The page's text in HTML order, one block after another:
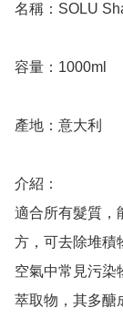
名稱：SOLU
容量：1000ml
產地：意大利
介紹：
適合所有髮質，
方，可去除堆積
空氣中常見污染
萃取物，其多醣